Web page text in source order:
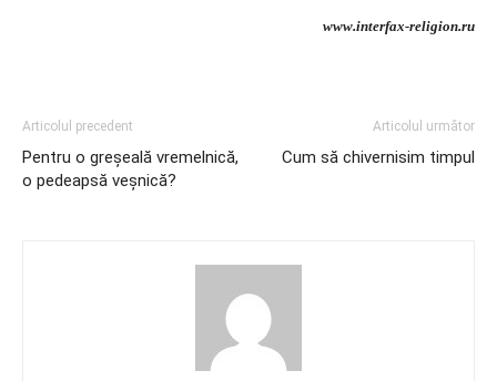
www.interfax-religion.ru
Articolul precedent
Pentru o greşeală vremelnică,
o pedeapsă veşnică?
Articolul următor
Cum să chivernisim timpul